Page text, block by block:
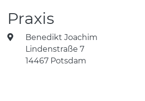
Praxis
Benedikt Joachim
Lindenstraße 7
14467 Potsdam